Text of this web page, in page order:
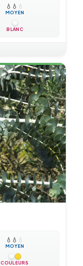
💧 💧 💧
MOYEN
BLANC
💧 💧 💧
MOYEN
COULEURS